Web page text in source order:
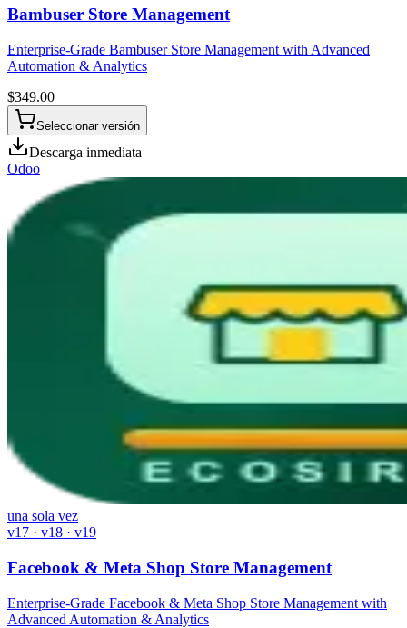
Bambuser Store Management
Enterprise-Grade Bambuser Store Management with Advanced
Automation & Analytics
$349.00
Seleccionar versión
Descarga inmediata
Odoo
una sola vez
v17 · v18 · v19
Facebook & Meta Shop Store Management
Enterprise-Grade Facebook & Meta Shop Store Management with
Advanced Automation & Analytics